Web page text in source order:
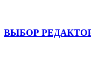
ВЫБОР